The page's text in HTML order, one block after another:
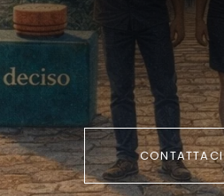
CONTATTACI